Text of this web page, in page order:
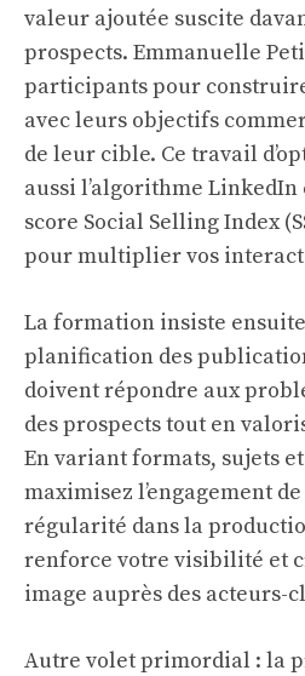
valeur ajoutée suscite
prospects. Emmanuelle
participants pour
avec leurs objectifs
de leur cible. Ce travail
aussi l’algorithme
score Social Selling Index
pour multiplier vos
La formation insiste
planification des
doivent répondre aux
des prospects tout en
En variant formats, sujets
maximisez l’engagement
régularité dans la
renforce votre visibilité et
image auprès des acteurs-
Autre volet primordial : la